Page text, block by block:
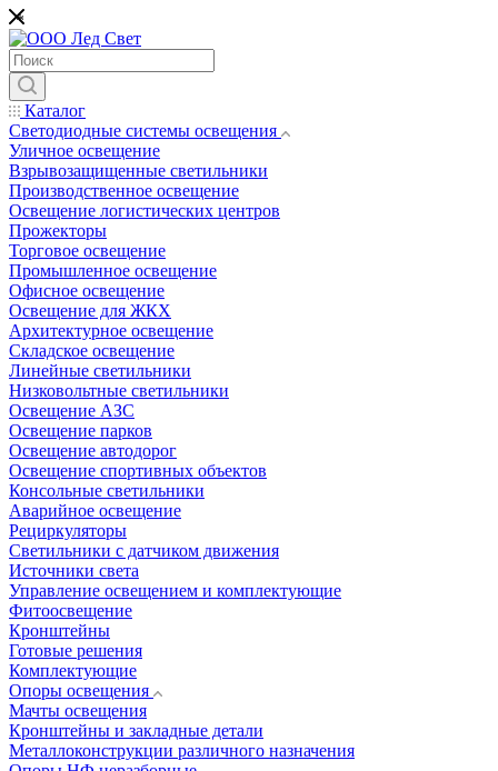
Каталог
Светодиодные системы освещения
Уличное освещение
Взрывозащищенные светильники
Производственное освещение
Освещение логистических центров
Прожекторы
Торговое освещение
Промышленное освещение
Офисное освещение
Освещение для ЖКХ
Архитектурное освещение
Складское освещение
Линейные светильники
Низковольтные светильники
Освещение АЗС
Освещение парков
Освещение автодорог
Освещение спортивных объектов
Консольные светильники
Аварийное освещение
Рециркуляторы
Светильники с датчиком движения
Источники света
Управление освещением и комплектующие
Фитоосвещение
Кронштейны
Готовые решения
Комплектующие
Опоры освещения
Мачты освещения
Кронштейны и закладные детали
Металлоконструкции различного назначения
*